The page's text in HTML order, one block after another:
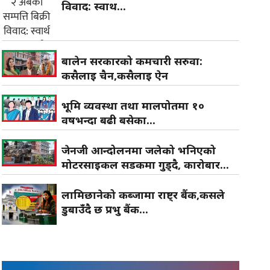
विवाद: स्वार्थ...
बालेन सरकारको कर्मचारी सरुवा:
कसैलाई चैन,कसैलाई ऐन
भूमि व्यवस्था तथा मालपोतमा १०
वर्षभन्दा बढी बसेका...
जेनजी आन्दोलनमा जलेको भनिएको
मोटरसाइकल सडकमा गुड्दै, कारोबार...
लामिछानेको कब्जामा राष्ट्र बैंक,कसले
डुबाउँदै छ प्रभु बैंक...